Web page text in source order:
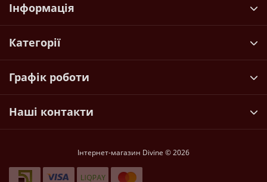
Інформація
Категорії
Графік роботи
Наші контакти
Інтернет-магазин Divine © 2026